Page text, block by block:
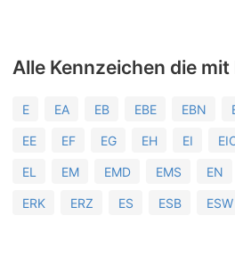
Alle Kennzeichen die mit
E EA EB EBE EBN
EE EF EG EH EI
EL EM EMD EMS EN
ERK ERZ ES ESB ESW